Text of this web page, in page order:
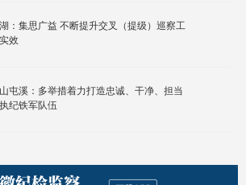
：集思广益 不断提升交叉（提级）巡察工
效
屯溪：多举措着力打造忠诚、干净、担当
纪铁军队伍